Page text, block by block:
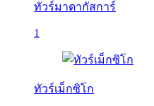
ทัวร์มาดากัสการ์
1
ทัวร์เม็กซิโก